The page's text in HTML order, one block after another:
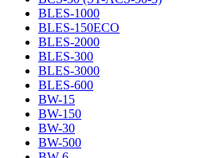
BLES-1000
BLES-150ECO
BLES-2000
BLES-300
BLES-3000
BLES-600
BW-15
BW-150
BW-30
BW-500